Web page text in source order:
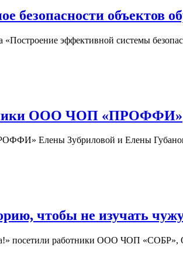
безопасности объектов
«Построение эффективной системы
ООО ЧОП «ПРОФФИ»
Елены Зубриловой и Елены
чтобы не изучать
посетили работники ООО ЧОП